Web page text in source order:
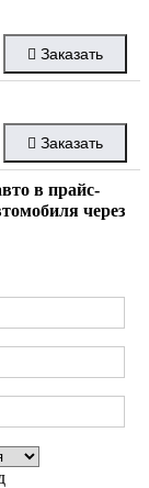
Заказать
Заказать
в прайс-
через